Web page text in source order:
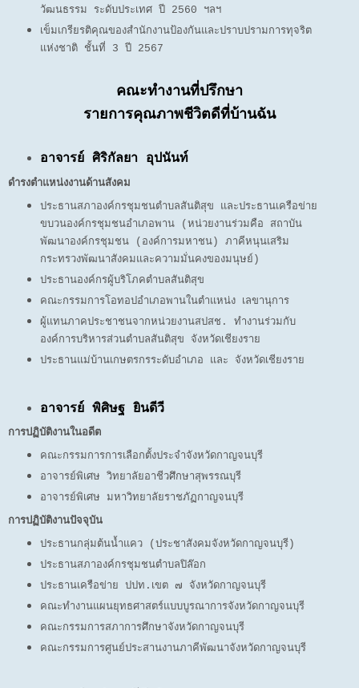
วัฒนธรรม ระดับประเทศ ปี 2560 ฯลฯ
เข็มเกรียรติคุณของสำนักงานป้องกันและปราบปรามการทุจริต
แห่งชาติ ชั้นที่ 3 ปี 2567
คณะทำงานที่ปรึกษา
รายการคุณภาพชีวิตดีที่บ้านฉัน
อาจารย์ ศิริกัลยา อุปนันท์
ดำรงตำแหน่งงานด้านสังคม
ประธานสภาองค์กรชุมชนตำบลสันติสุข และประธานเครือข่าย
ขบวนองค์กรชุมชนอำเภอพาน (หน่วยงานร่วมคือ สถาบัน
พัฒนาองค์กรชุมชน (องค์การมหาชน) ภาคีหนุนเสริม
กระทรวงพัฒนาสังคมและความมั่นคงของมนุษย์)
ประธานองค์กรผู้บริโภคตำบลสันติสุข
คณะกรรมการโอทอปอำเภอพานในตำแหน่ง เลขานุการ
ผู้แทนภาคประชาชนจากหน่วยงานสปสช. ทำงานร่วมกับ
องค์การบริหารส่วนตำบลสันติสุข จังหวัดเชียงราย
ประธานแม่บ้านเกษตรกรระดับอำเภอ และ จังหวัดเชียงราย
อาจารย์ พิศิษฐ ยินดีวี
การปฏิบัติงานในอดีต
คณะกรรมการการเลือกตั้งประจำจังหวัดกาญจนบุรี
อาจารย์พิเศษ วิทยาลัยอาชีวศึกษาสุพรรณบุรี
อาจารย์พิเศษ มหาวิทยาลัยราชภัฏกาญจนบุรี
การปฏิบัติงานปัจจุบัน
ประธานกลุ่มต้นน้ำแคว (ประชาสังคมจังหวัดกาญจนบุรี)
ประธานสภาองค์กรชุมชนตำบลปิล๊อก
ประธานเครือข่าย ปปท.เขต ๗ จังหวัดกาญจนบุรี
คณะทำงานแผนยุทธศาสตร์แบบบูรณาการจังหวัดกาญจนบุรี
คณะกรรมการสภาการศึกษาจังหวัดกาญจนบุรี
คณะกรรมการศูนย์ประสานงานภาคีพัฒนาจังหวัดกาญจนบุรี